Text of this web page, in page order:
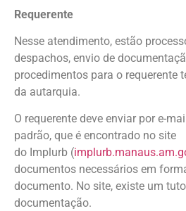
Requerente
Nesse atendimento, estão
despachos, envio de
procedimentos para o requerente
da autarquia.
O requerente deve enviar por e-
padrão, que é encontrado no site
do Implurb (
documentos necessários em
documento. No site, existe um
documentação.